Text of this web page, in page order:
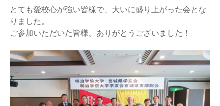
とても愛校心が強い皆様で、大いに盛り上がった会とな
りました。
ご参加いただいた皆様、ありがとうございました！